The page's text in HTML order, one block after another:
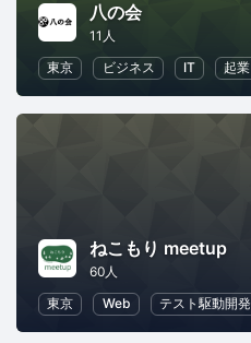
八の会
11人
東京
ビジネス IT 起業
ねこもり meetup
60人
東京
Web テスト駆動開発